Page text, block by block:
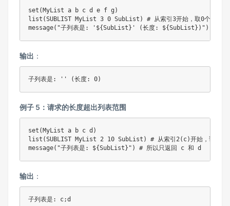
set(MyList a b c d e f g)
list(SUBLIST MyList 3 0 SubList) # 从索引3开始，取0个元素 -
message("子列表是: '${SubList}' (长度: ${SubList})")
输出 ：
子列表是: '' (长度: 0)
例子 5：请求的长度超出列表范围
set(MyList a b c d)
list(SUBLIST MyList 2 10 SubList) # 从索引2(c)开始，请求10个
message("子列表是: ${SubList}") # 所以只返回 c 和 d
输出 ：
子列表是: c;d